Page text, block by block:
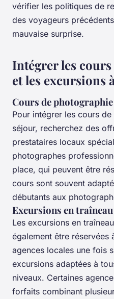
vérifier les politiques de
des voyageurs
mauvaise surprise.
Intégrer les
et les excursions
Cours de photographie
Pour intégrer les cours
séjour, recherchez des
prestataires locaux
photographes
place, qui peuvent être
cours sont souvent
débutants aux
Excursions en traîneau
Les excursions en
également être réservées
agences locales une fois
excursions adaptées à
niveaux. Certaines
forfaits combinant